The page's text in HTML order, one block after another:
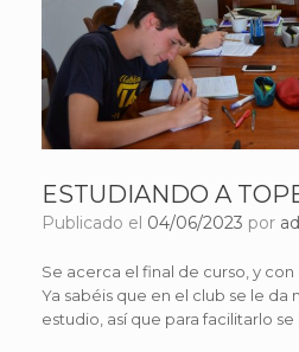
ESTUDIANDO A
Publicado el 04/06/2023 por
Se acerca el final de curso, y con
Ya sabéis que en el club se le da
estudio, así que para facilitarlo se